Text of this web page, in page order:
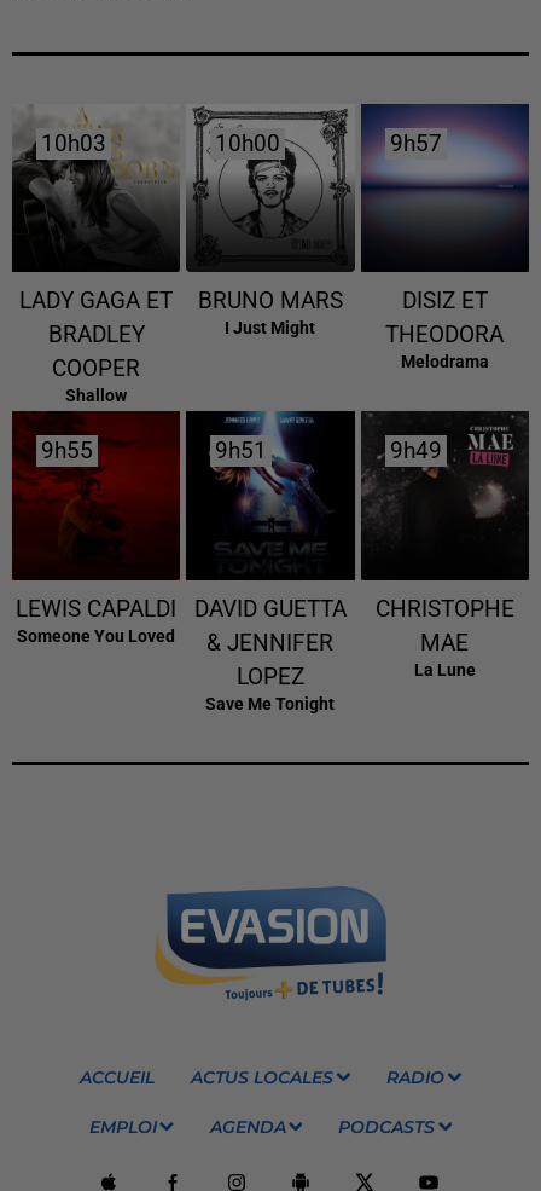
10h03
10h03
LADY GAGA ET
BRADLEY
COOPER
Shallow
10h00
10h00
BRUNO MARS
I Just Might
9h57
9h57
DISIZ ET
THEODORA
Melodrama
9h55
9h55
LEWIS CAPALDI
Someone You Loved
9h51
9h51
DAVID GUETTA
& JENNIFER
LOPEZ
Save Me Tonight
9h49
9h49
CHRISTOPHE
MAE
La Lune
ACCUEIL ACTUS LOCALES RADIO
EMPLOI AGENDA PODCASTS